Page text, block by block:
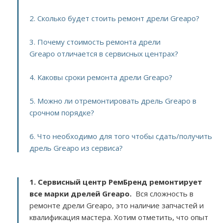
2. Сколько будет стоить ремонт дрели Greapo?
3. Почему стоимость ремонта дрели
Greapo отличается в сервисных центрах?
4. Каковы сроки ремонта дрели Greapo?
5. Можно ли отремонтировать дрель Greapo в
срочном порядке?
6. Что необходимо для того чтобы сдать/получить
дрель Greapo из сервиса?
1. Сервисный центр РемБренд ремонтирует
все марки дрелей Greapo. Вся сложность в
ремонте дрели Greapo, это наличие запчастей и
квалификация мастера. Хотим отметить, что опыт